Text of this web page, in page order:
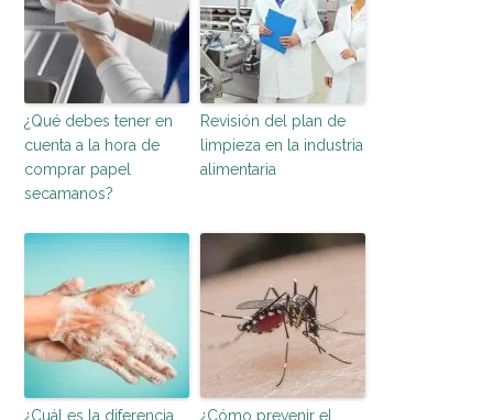
¿Qué debes tener en
cuenta a la hora de
comprar papel
secamanos?
Revisión del plan de
limpieza en la industria
alimentaria
¿Cuál es la diferencia
¿Cómo prevenir el